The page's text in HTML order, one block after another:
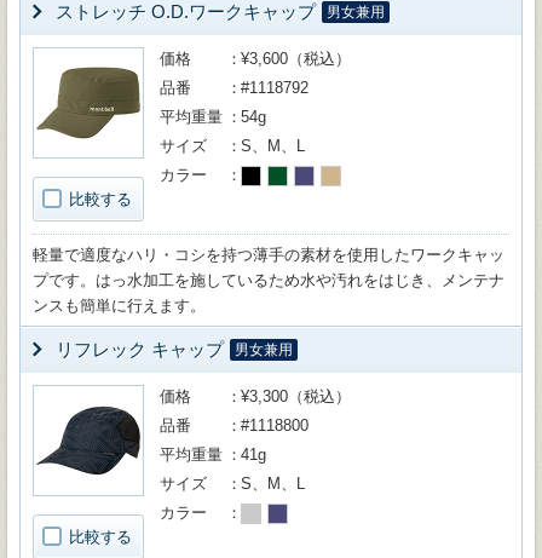
ストレッチ O.D.ワークキャップ 男女兼用
比較する
価格
¥3,600（税込）
品番
#1118792
平均重量
54g
サイズ
S、M、L
カラー
軽量で適度なハリ・コシを持つ薄手の素材を使用したワークキャッ
プです。はっ水加工を施しているため水や汚れをはじき、メンテナ
ンスも簡単に行えます。
リフレック キャップ 男女兼用
比較する
価格
¥3,300（税込）
品番
#1118800
平均重量
41g
サイズ
S、M、L
カラー